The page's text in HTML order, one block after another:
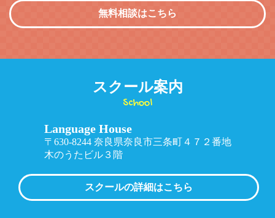
無料相談はこちら
スクール案内
School
Language House
〒630-8244 奈良県奈良市三条町４７２番地
木のうたビル３階
スクールの詳細はこちら